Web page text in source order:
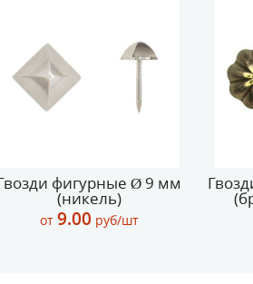
фигурные Ø 9 мм
(никель)
от 9.00 руб/шт